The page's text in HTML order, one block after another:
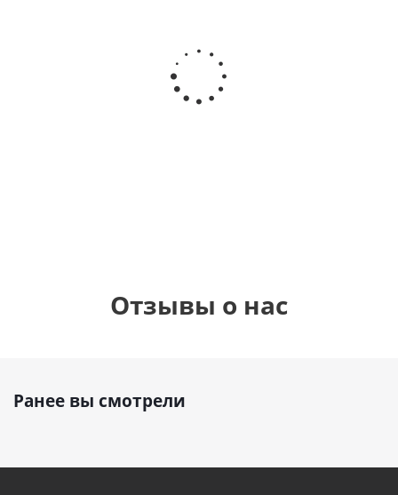
Шар с
днем
рождения,
с
Отзывы о нас
Ранее вы смотрели